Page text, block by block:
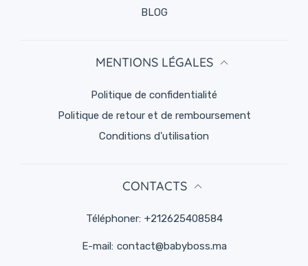
BLOG
MENTIONS LÉGALES
politique de confidentialité
Politique de retour et de remboursement
Conditions d'utilisation
CONTACTS
Téléphoner: +212625408584
E-mail: contact@babyboss.ma